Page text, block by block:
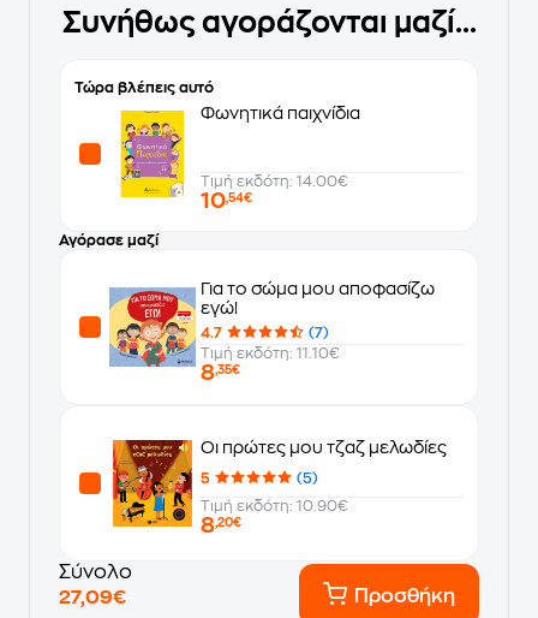
Συνήθως αγοράζονται μαζί...
Τώρα βλέπεις αυτό
Φωνητικά παιχνίδια
Τιμή εκδότη: 14.00€
10,54€
Αγόρασε μαζί
Για το σώμα μου αποφασίζω
εγώ!
4.7
(7)
Τιμή εκδότη: 11.10€
8,35€
Οι πρώτες μου τζαζ μελωδίες
5
(5)
Τιμή εκδότη: 10.90€
8,20€
Σύνολο
27,09€
Προσθήκη